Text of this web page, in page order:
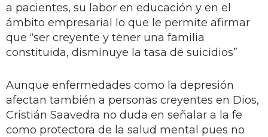
a pacientes, su labor en educación y en el
ámbito empresarial lo que le permite afirmar
que “ser creyente y tener una familia
constituida, disminuye la tasa de suicidios”
Aunque enfermedades como la depresión
afectan también a personas creyentes en Dios,
Cristián Saavedra no duda en señalar a la fe
como protectora de la salud mental pues no